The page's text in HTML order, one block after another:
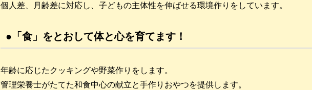
個人差、月齢差に対応し、子どもの主体性を伸ばせる環境作りをしています。
●「食」をとおして体と心を育てます！
年齢に応じたクッキングや野菜作りをします。
管理栄養士がたてた和食中心の献立と手作りおやつを提供します。